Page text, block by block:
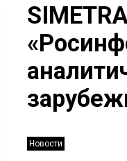
Новости